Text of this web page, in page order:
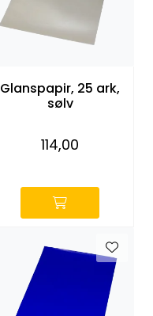
Glanspapir, 25 ark,
sølv
114,00